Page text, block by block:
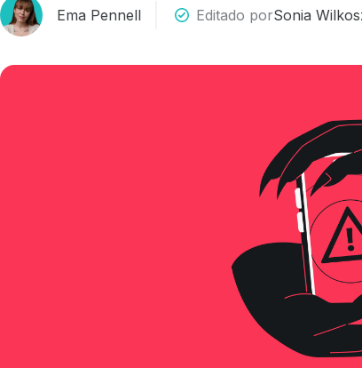
Ema Pennell Editado porSonia